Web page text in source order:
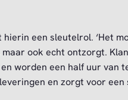
hierin een sleutelrol. ‘Het
ook echt ontzorgt.
worden een half uur van
en zorgt voor een